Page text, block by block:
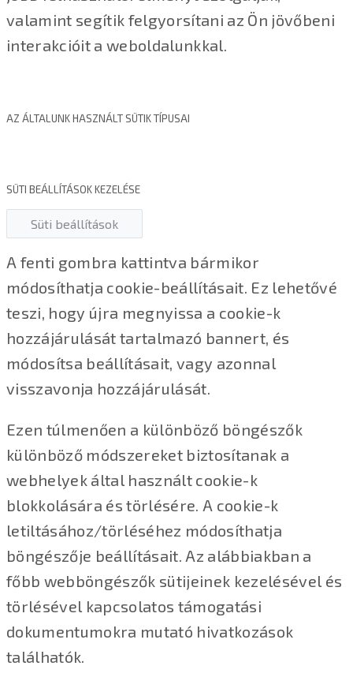
valamint segítik felgyorsítani az Ön jövőbeni
interakcióit a weboldalunkkal.
AZ ÁLTALUNK HASZNÁLT SÜTIK TÍPUSAI
SÜTI BEÁLLÍTÁSOK KEZELÉSE
Süti beállítások
A fenti gombra kattintva bármikor
módosíthatja cookie-beállításait. Ez lehetővé
teszi, hogy újra megnyissa a cookie-k
hozzájárulását tartalmazó bannert, és
módosítsa beállításait, vagy azonnal
visszavonja hozzájárulását.
Ezen túlmenően a különböző böngészők
különböző módszereket biztosítanak a
webhelyek által használt cookie-k
blokkolására és törlésére. A cookie-k
letiltásához/törléséhez módosíthatja
böngészője beállításait. Az alábbiakban a
főbb webböngészők sütijeinek kezelésével és
törlésével kapcsolatos támogatási
dokumentumokra mutató hivatkozások
találhatók.